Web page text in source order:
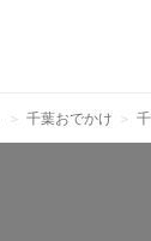
千葉おでかけ